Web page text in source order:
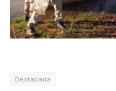
Destacada